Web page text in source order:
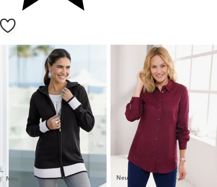
Neu Neu